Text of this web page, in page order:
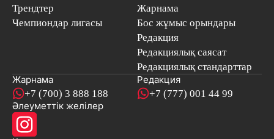
Трендтер
Чемпиондар лигасы
Жарнама
Бос жұмыс орындары
Редакция
Редакциялық саясат
Редакциялық стандарттар
Жарнама
+7 (700) 3 888 188
Редакция
+7 (777) 001 44 99
Әлеуметтік желілер